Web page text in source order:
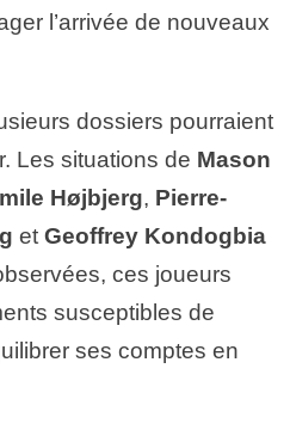
l’arrivée de nouveaux
dossiers pourraient
Les situations de Mason
Højbjerg, Pierre-
et Geoffrey Kondogbia
ces joueurs
susceptibles de
ses comptes en